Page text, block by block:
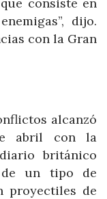
dijo.
con la Gran
alcanzó
abril con la
británico
un tipo de
proyectiles de